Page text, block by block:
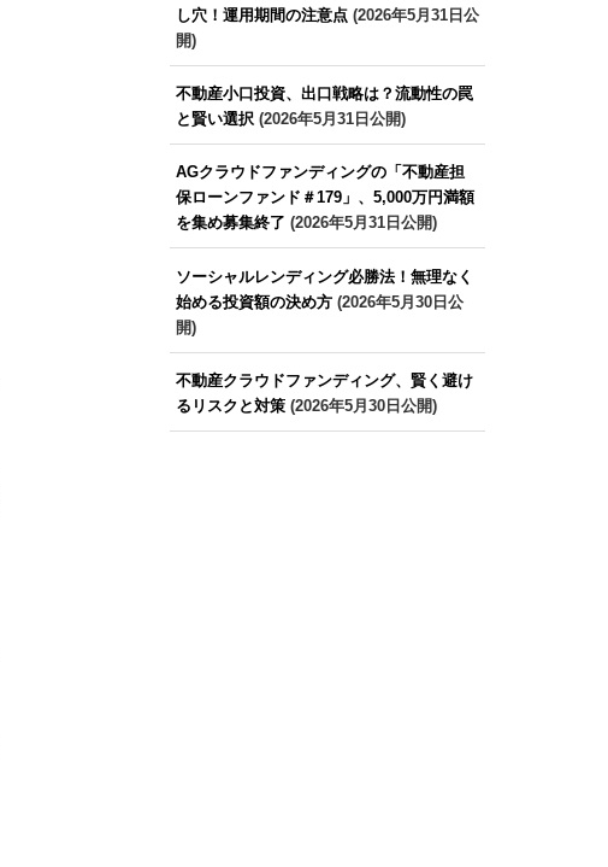
し穴！運用期間の注意点(2026年5月31日公
開)
不動産小口投資、出口戦略は？流動性の罠
と賢い選択(2026年5月31日公開)
AGクラウドファンディングの「不動産担
保ローンファンド＃179」、5,000万円満額
を集め募集終了 (2026年5月31日公開)
ソーシャルレンディング必勝法！無理なく
始める投資額の決め方(2026年5月30日公
開)
不動産クラウドファンディング、賢く避け
るリスクと対策(2026年5月30日公開)